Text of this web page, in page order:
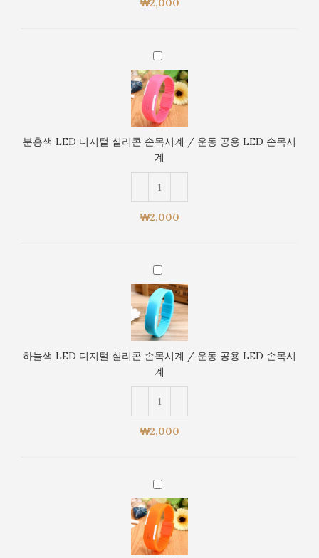
목
/
운
동
공
용
LED
손
시
계
분
홍
색
LED
디
털
실
손
목
/
운
동
공
용
LED
손
시
계
분홍색 LED 디지털 실리콘 손목시계 / 운동 공용 LED 손목시
계
₩2,000
하
늘
색
LED
디
털
실
손
목
/
운
동
공
용
하늘색 LED 디지털 실리콘 손목시계 / 운동 공용 LED 손목시
계
₩2,000
주
황
색
LED
디